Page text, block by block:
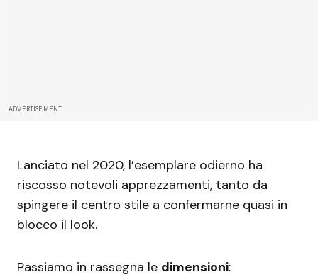
ADVERTISEMENT
Lanciato nel 2020, l’esemplare odierno ha
riscosso notevoli apprezzamenti, tanto da
spingere il centro stile a confermarne quasi in
blocco il look.
Passiamo in rassegna le dimensioni: